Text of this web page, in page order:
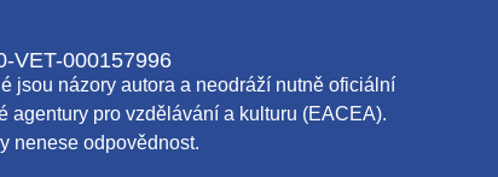
VET-000157996
jsou názory autora a neodráží nutně oficiální
agentury pro vzdělávání a kulturu (EACEA).
nenese odpovědnost.